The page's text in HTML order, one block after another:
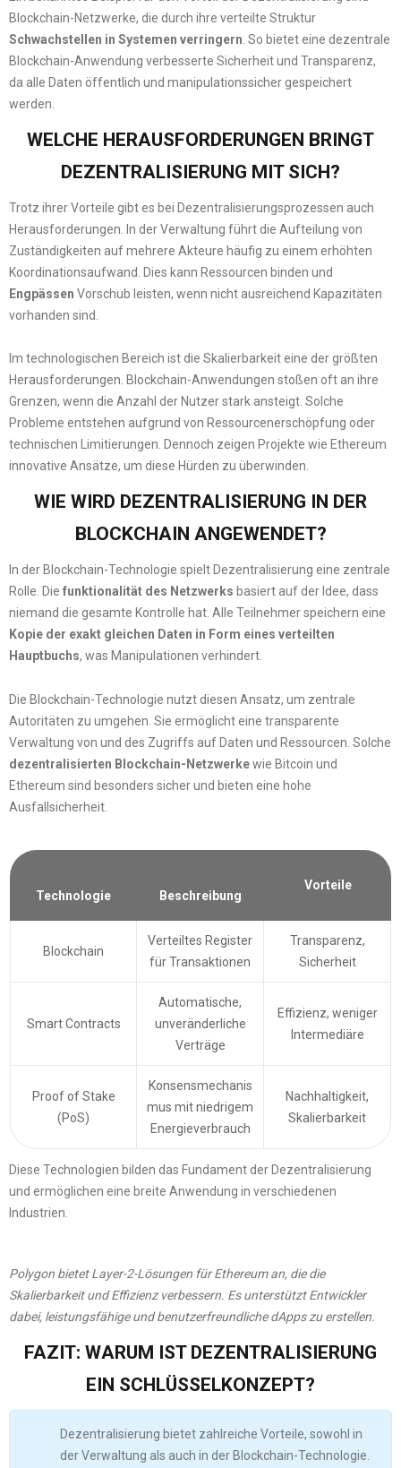
Blockchain-Netzwerke, die durch ihre verteilte Struktur
Schwachstellen in Systemen verringern . So bietet eine dezentrale
Blockchain-Anwendung verbesserte Sicherheit und Transparenz,
da alle Daten öffentlich und manipulationssicher gespeichert
werden.
WELCHE HERAUSFORDERUNGEN BRINGT
DEZENTRALISIERUNG MIT SICH?
Trotz ihrer Vorteile gibt es bei Dezentralisierungsprozessen auch
Herausforderungen. In der Verwaltung führt die Aufteilung von
Zuständigkeiten auf mehrere Akteure häufig zu einem erhöhten
Koordinationsaufwand. Dies kann Ressourcen binden und
Engpässen Vorschub leisten, wenn nicht ausreichend Kapazitäten
vorhanden sind.
Im technologischen Bereich ist die Skalierbarkeit eine der größten
Herausforderungen. Blockchain-Anwendungen stoßen oft an ihre
Grenzen, wenn die Anzahl der Nutzer stark ansteigt. Solche
Probleme entstehen aufgrund von Ressourcenerschöpfung oder
technischen Limitierungen. Dennoch zeigen Projekte wie Ethereum
innovative Ansätze, um diese Hürden zu überwinden.
WIE WIRD DEZENTRALISIERUNG IN DER
BLOCKCHAIN ANGEWENDET?
In der Blockchain-Technologie spielt Dezentralisierung eine zentrale
Rolle. Die funktionalität des Netzwerks basiert auf der Idee, dass
niemand die gesamte Kontrolle hat. Alle Teilnehmer speichern eine
Kopie der exakt gleichen Daten in Form eines verteilten
Hauptbuchs, was Manipulationen verhindert.
Die Blockchain-Technologie nutzt diesen Ansatz, um zentrale
Autoritäten zu umgehen. Sie ermöglicht eine transparente
Verwaltung von und des Zugriffs auf Daten und Ressourcen. Solche
dezentralisierten Blockchain-Netzwerkewie Bitcoin und
Ethereum sind besonders sicher und bieten eine hohe
Ausfallsicherheit.
Technologie Beschreibung
Vorteile
Blockchain
Verteiltes Register
für Transaktionen
Transparenz,
Sicherheit
Smart Contracts
Automatische,
unveränderliche
Verträge
Effizienz, weniger
Intermediäre
Proof of Stake
(PoS)
Konsensmechanis
mus mit niedrigem
Energieverbrauch
Nachhaltigkeit,
Skalierbarkeit
Diese Technologien bilden das Fundament der Dezentralisierung
und ermöglichen eine breite Anwendung in verschiedenen
Industrien.
Polygon bietet Layer-2-Lösungen für Ethereum an, die die
Skalierbarkeit und Effizienz verbessern. Es unterstützt Entwickler
dabei, leistungsfähige und benutzerfreundliche dApps zu erstellen.
FAZIT: WARUM IST DEZENTRALISIERUNG
EIN SCHLÜSSELKONZEPT?
Dezentralisierung bietet zahlreiche Vorteile, sowohl in
der Verwaltung als auch in der Blockchain-Technologie.